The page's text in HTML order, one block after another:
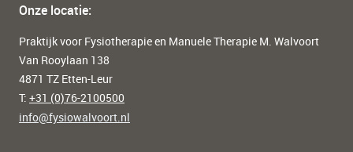
Onze locatie:
Praktijk voor Fysiotherapie en Manuele Therapie M. Walvoort
Van Rooylaan 138
4871 TZ Etten-Leur
T: +31 (0)76-2100500
info@fysiowalvoort.nl